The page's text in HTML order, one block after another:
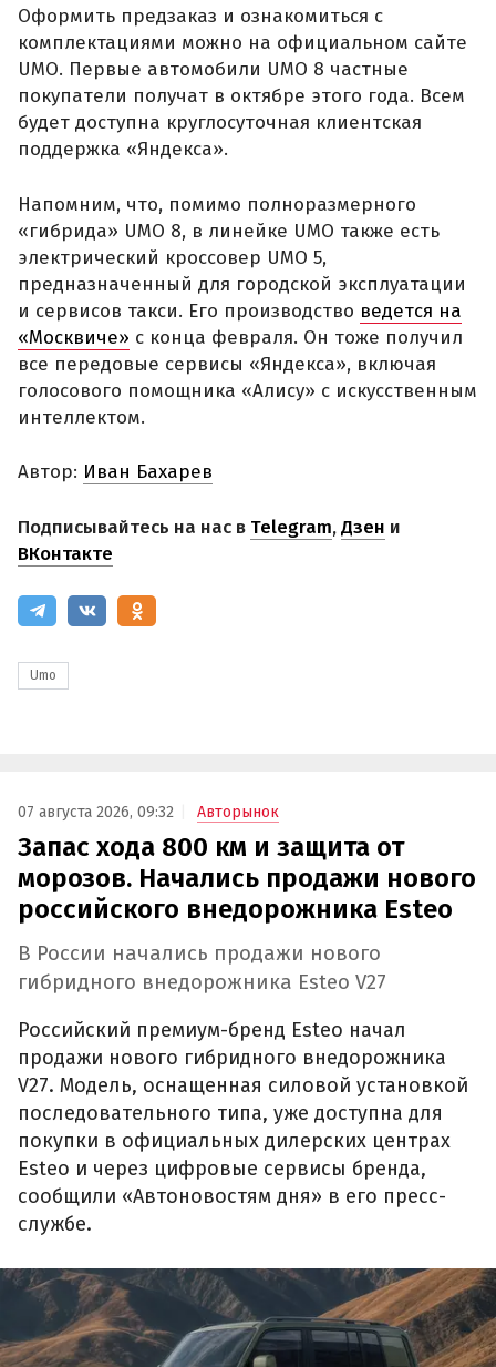
Оформить предзаказ и ознакомиться с
комплектациями можно на официальном сайте
UMO. Первые автомобили UMO 8 частные
покупатели получат в октябре этого года. Всем
будет доступна круглосуточная клиентская
поддержка «Яндекса».
Напомним, что, помимо полноразмерного
«гибрида» UMO 8, в линейке UMO также есть
электрический кроссовер UMO 5,
предназначенный для городской эксплуатации
и сервисов такси. Его производство ведется на
«Москвиче» с конца февраля. Он тоже получил
все передовые сервисы «Яндекса», включая
голосового помощника «Алису» с искусственным
интеллектом.
Автор: Иван Бахарев
Подписывайтесь на нас в Telegram,Дзен и
ВКонтакте
Umo
07 августа 2026, 09:32 Авторынок
Запас хода 800 км и защита от
морозов. Начались продажи нового
российского внедорожника Esteo
В России начались продажи нового
гибридного внедорожника Esteo V27
Российский премиум-бренд Esteo начал
продажи нового гибридного внедорожника
V27. Модель, оснащенная силовой установкой
последовательного типа, уже доступна для
покупки в официальных дилерских центрах
Esteo и через цифровые сервисы бренда,
сообщили «Автоновостям дня» в его пресс-
службе.